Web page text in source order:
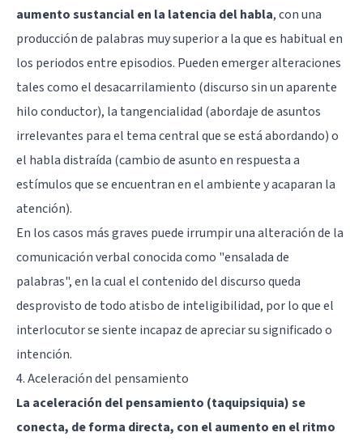
aumento sustancial en la latencia del habla, con una
producción de palabras muy superior a la que es habitual en
los periodos entre episodios. Pueden emerger alteraciones
tales como el desacarrilamiento (discurso sin un aparente
hilo conductor), la tangencialidad (abordaje de asuntos
irrelevantes para el tema central que se está abordando) o
el habla distraída (cambio de asunto en respuesta a
estímulos que se encuentran en el ambiente y acaparan la
atención).
En los casos más graves puede irrumpir una alteración de la
comunicación verbal conocida como "ensalada de
palabras", en la cual el contenido del discurso queda
desprovisto de todo atisbo de inteligibilidad, por lo que el
interlocutor se siente incapaz de apreciar su significado o
intención.
4. Aceleración del pensamiento
La aceleración del pensamiento (taquipsiquia) se
conecta, de forma directa, con el aumento en el ritmo